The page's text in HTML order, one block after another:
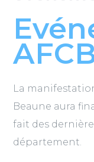
La
Beaune aura
fait des
département.